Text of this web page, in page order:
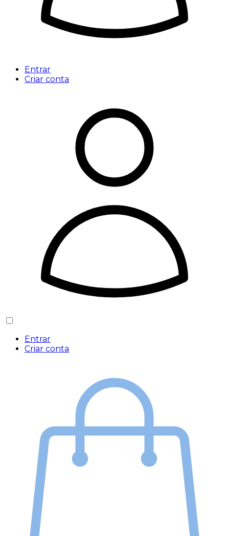
Entrar
Criar conta
Entrar
Criar conta